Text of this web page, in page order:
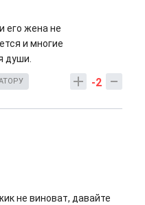
его жена не
и многие
души.
-2
не виноват, давайте